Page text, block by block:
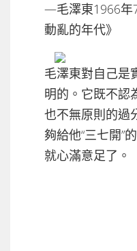
—毛澤東1966年
動亂的年代》
毛澤東對自己是
明的。它既不認
也不無原則的過
夠給他“三七開”
就心滿意足了。